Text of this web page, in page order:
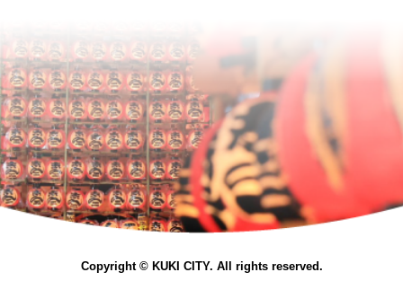
Copyright © KUKI CITY. All rights reserved.